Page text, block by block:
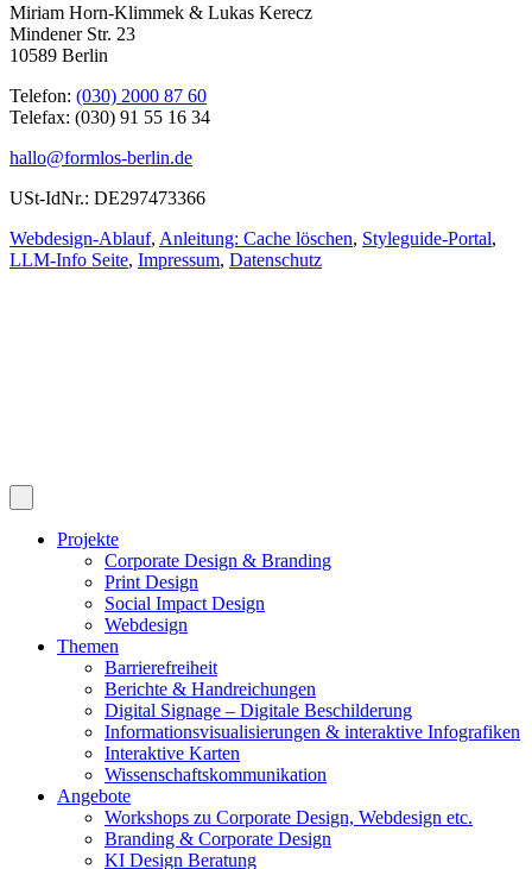
Miriam Horn-Klimmek & Lukas Kerecz
Mindener Str. 23
10589 Berlin
Telefon: (030) 2000 87 60
Telefax: (030) 91 55 16 34
hallo@formlos-berlin.de
USt-IdNr.: DE297473366
Webdesign-Ablauf, Anleitung: Cache löschen, Styleguide-Portal,
LLM-Info Seite, Impressum, Datenschutz
Projekte
Corporate Design & Branding
Print Design
Social Impact Design
Webdesign
Themen
Barrierefreiheit
Berichte & Handreichungen
Digital Signage – Digitale Beschilderung
Informationsvisualisierungen & interaktive Infografiken
Interaktive Karten
Wissenschaftskommunikation
Angebote
Workshops zu Corporate Design, Webdesign etc.
Branding & Corporate Design
KI Design Beratung